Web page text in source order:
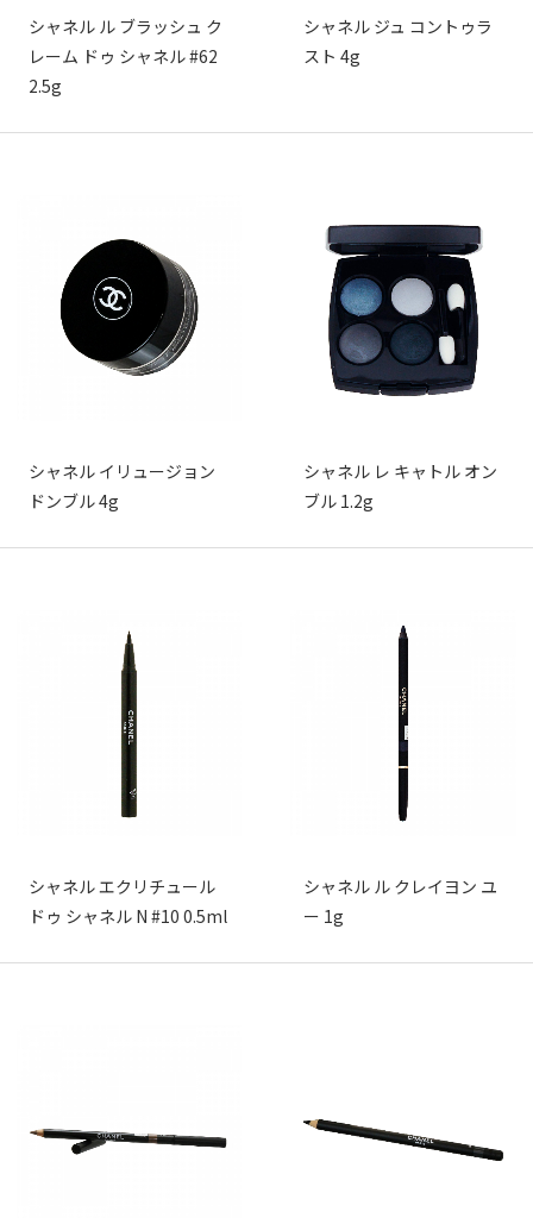
シャネル ル ブラッシュ ク
レーム ドゥ シャネル #62
2.5g
シャネル ジュ コントゥラ
スト 4g
シャネル イリュージョン
ドンブル 4g
シャネル レ キャトル オン
ブル 1.2g
シャネル エクリチュール
ドゥ シャネル N #10 0.5ml
シャネル ル クレイヨン ユ
ー 1g